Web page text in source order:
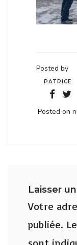
Posted by
PATRICE
Posted on
Laisser
Votre
publiée.